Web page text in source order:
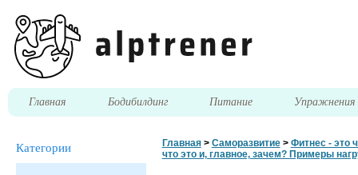
Главная Бодибилдинг Питание Упражнения
Категории Главная> Саморазвитие> Фитнес - это
что это и, главное, зачем? Примеры